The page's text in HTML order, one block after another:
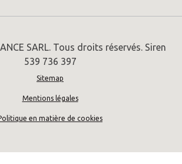
SARL. Tous droits réservés. Siren
539 736 397
Sitemap
Mentions légales
en matière de cookies